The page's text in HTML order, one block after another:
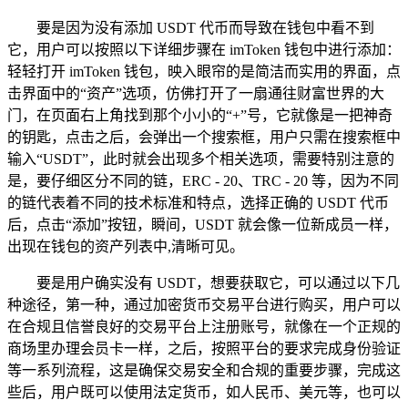
要是因为没有添加 USDT 代币而导致在钱包中看不到
它，用户可以按照以下详细步骤在 imToken 钱包中进行添加：
轻轻打开 imToken 钱包，映入眼帘的是简洁而实用的界面，点
击界面中的“资产”选项，仿佛打开了一扇通往财富世界的大
门，在页面右上角找到那个小小的“+”号，它就像是一把神奇
的钥匙，点击之后，会弹出一个搜索框，用户只需在搜索框中
输入“USDT”，此时就会出现多个相关选项，需要特别注意的
是，要仔细区分不同的链，ERC - 20、TRC - 20 等，因为不同
的链代表着不同的技术标准和特点，选择正确的 USDT 代币
后，点击“添加”按钮，瞬间，USDT 就会像一位新成员一样，
出现在钱包的资产列表中,清晰可见。
要是用户确实没有 USDT，想要获取它，可以通过以下几
种途径，第一种，通过加密货币交易平台进行购买，用户可以
在合规且信誉良好的交易平台上注册账号，就像在一个正规的
商场里办理会员卡一样，之后，按照平台的要求完成身份验证
等一系列流程，这是确保交易安全和合规的重要步骤，完成这
些后，用户既可以使用法定货币，如人民币、美元等，也可以